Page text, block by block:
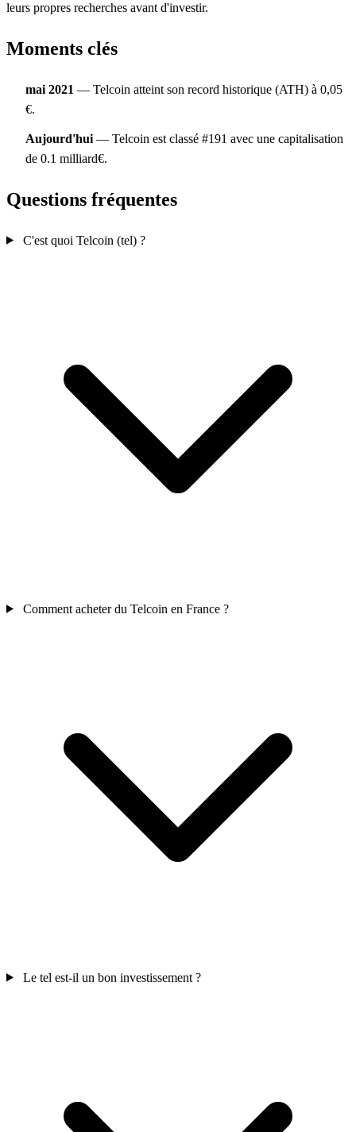
leurs propres recherches avant d'investir.
Moments clés
mai 2021 — Telcoin atteint son record historique (ATH) à 0,05
€.
Aujourd'hui — Telcoin est classé #191 avec une capitalisation
de 0.1 milliard€.
Questions fréquentes
C'est quoi Telcoin (tel) ?
Comment acheter du Telcoin en France ?
Le tel est-il un bon investissement ?